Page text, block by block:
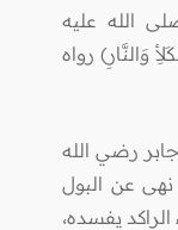
الله عليه
وَالنَّارِ) رواه
رضي الله
عن البول
يفسده،